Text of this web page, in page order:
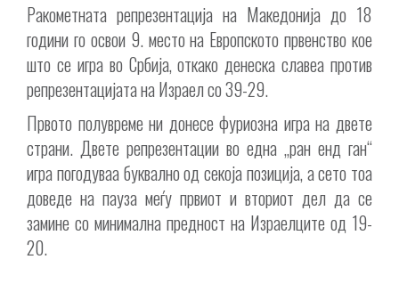
Ракометната репрезентација на Македонија до 18
години го освои 9. место на Европското првенство кое
што се игра во Србија, откако денеска славеа против
репрезентацијата на Израел со 39-29.
Првото полувреме ни донесе фуриозна игра на двете
страни. Двете репрезентации во една „ран енд ган“
игра погодуваа буквално од секоја позиција, а сето тоа
доведе на пауза меѓу првиот и вториот дел да се
замине со минимална предност на Израелците од 19-
20.